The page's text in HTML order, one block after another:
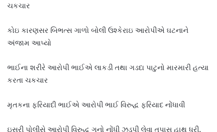
ચકચાર
કોઇ કારણસર બિભત્સ ગાળો બોલી ઉશ્કેરાઇ આરોપીએ ઘટનાને
અંજામ આપ્યો
ભાઈના શરીરે આરોપી ભાઈએ લાકડી તથા ગડદા પાટુનો મારમારી હત્યા
કરતા ચકચાર
મૃતકના ફરિયાદી ભાઈએ આરોપી ભાઈ વિરુદ્ધ ફરિયાદ નોંધાવી
ઇસરી પોલીસે આરોપી વિરુદ્ધ ગુનો નોંધી ઝડપી લેવા તપાસ હાથ ધરી.